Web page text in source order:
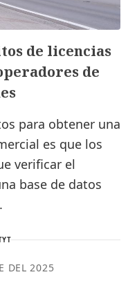
de licencias
de
para obtener una
es que los
verificar el
base de datos
DEL 2025